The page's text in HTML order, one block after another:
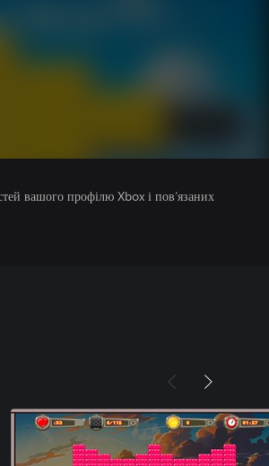
вашого профілю Xbox і пов’язаних